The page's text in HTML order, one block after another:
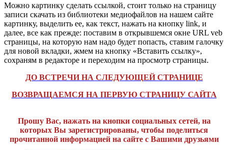
Можно картинку сделать ссылкой, стоит только на страницу
записи скачать из библиотеки медиофайлов на нашем сайте
картинку, выделить ее, как текст, нажать на кнопку link, и
далее, все как прежде: поставим в открывшемся окне URL vеb
страницы, на которую нам надо будет попасть, ставим галочку
для новой вкладки, жмем на кнопку «Вставить ссылку»,
сохраням в редакторе и переходим на просмотр страницы.
ДО ВСТРЕЧИ НА СЛЕДУЮЩЕЙ СТРАНИЦЕ
ВОЗВРАЩАЕМСЯ НА ПЕРВУЮ СТРАНИЦУ САЙТА
Прошу Вас, нажать на кнопки социальных сетей, на
которых Вы зарегистрированы, чтобы поделиться
прочитанной информацией на сайте с Вашими друзьями